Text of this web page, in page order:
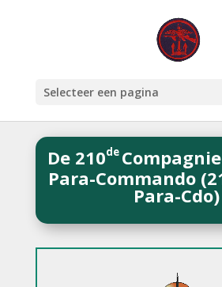
Selecteer een pagina
De 210de
Para-Commando
Para-Cdo)